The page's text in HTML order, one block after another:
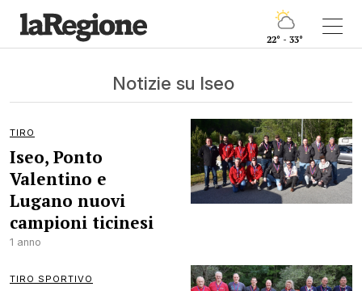
22° - 33°
Notizie su Iseo
TIRO
Iseo, Ponto
Valentino e
Lugano nuovi
campioni ticinesi
1 anno
TIRO SPORTIVO